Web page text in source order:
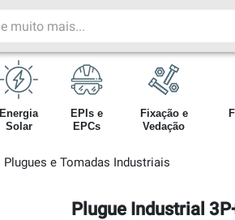
Energia
Solar
EPIs e
EPCs
Fixação e
Vedação
Plugues e Tomadas Industriais
Plugue Industrial